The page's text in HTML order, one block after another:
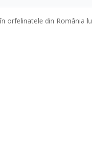
orfelinatele din România